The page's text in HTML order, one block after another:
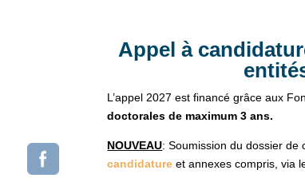
Appel à
L’appel 2027 est financé grâce aux
doctorales de maximum 3 ans.
NOUVEAU: Soumission du dossier
candidature et annexes compris, via